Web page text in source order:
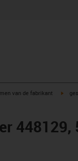
van de fabrikant
448129,